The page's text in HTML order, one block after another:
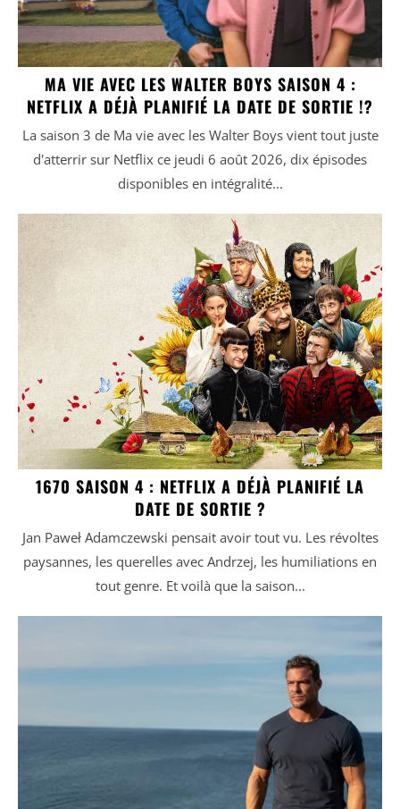
MA VIE AVEC LES WALTER BOYS SAISON 4 :
NETFLIX A DÉJÀ PLANIFIÉ LA DATE DE SORTIE !?
La saison 3 de Ma vie avec les Walter Boys vient tout juste
d'atterrir sur Netflix ce jeudi 6 août 2026, dix épisodes
disponibles en intégralité...
1670 SAISON 4 : NETFLIX A DÉJÀ PLANIFIÉ LA
DATE DE SORTIE ?
Jan Paweł Adamczewski pensait avoir tout vu. Les révoltes
paysannes, les querelles avec Andrzej, les humiliations en
tout genre. Et voilà que la saison...